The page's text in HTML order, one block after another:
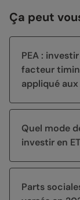
Ça peut
PEA :
facteur
appliqué aux
Quel mode
investir en
Parts